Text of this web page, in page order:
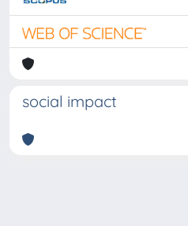
social impact